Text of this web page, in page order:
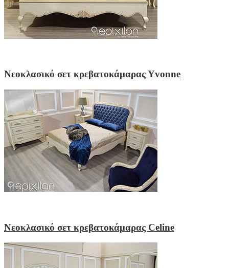
Νεοκλασικό σετ κρεβατοκάμαρας Υvonne
Νεοκλασικό σετ κρεβατοκάμαρας Celine